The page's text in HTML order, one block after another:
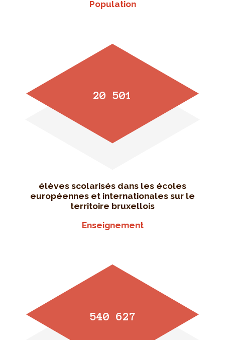
Population
20 501
élèves scolarisés dans les écoles
européennes et internationales sur le
territoire bruxellois
Enseignement
540 627